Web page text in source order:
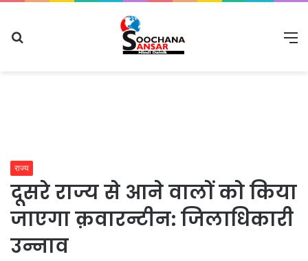
राज्य
दूसरे राज्य से आने वालों को किया
जाएगा क़वारन्टीन: जिलाधिकारी
उन्नाव